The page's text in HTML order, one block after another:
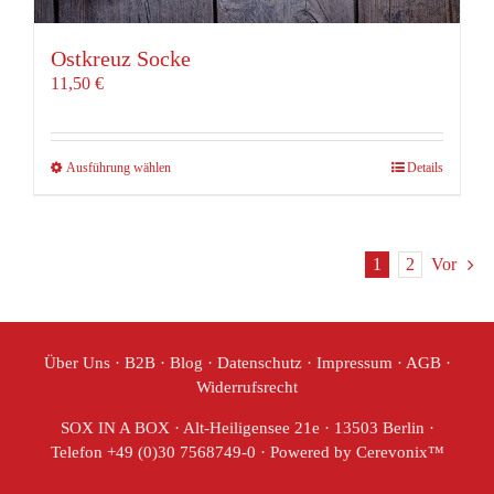
Ostkreuz Socke
11,50 €
Ausführung wählenDieses
können
Produktseite
gewählt
Details
1 2 Vor
Über Uns· B2B· Blog · Datenschutz· Impressum · AGB·
Widerrufsrecht
SOX IN A BOX · Alt-Heiligensee 21e · 13503 Berlin ·
Telefon +49 (0)30 7568749-0 · Powered by Cerevonix™